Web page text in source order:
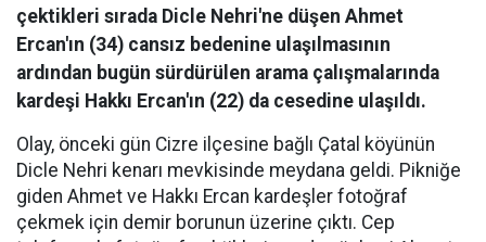
çektikleri sırada Dicle Nehri'ne düşen Ahmet
Ercan'ın (34) cansız bedenine ulaşılmasının
ardından bugün sürdürülen arama çalışmalarında
kardeşi Hakkı Ercan'ın (22) da cesedine ulaşıldı.
Olay, önceki gün Cizre ilçesine bağlı Çatal köyünün
Dicle Nehri kenarı mevkisinde meydana geldi. Pikniğe
giden Ahmet ve Hakkı Ercan kardeşler fotoğraf
çekmek için demir borunun üzerine çıktı. Cep